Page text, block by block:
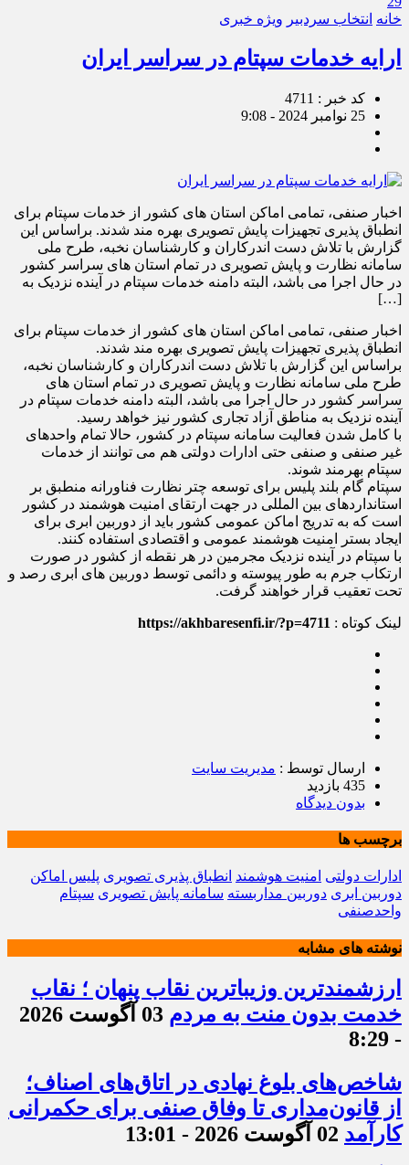
خانه انتخاب سردبیر ویژه خبری
ارایه خدمات سپتام در سراسر ایران
کد خبر : 4711
25 نوامبر 2024 - 9:08
اخبار صنفی، تمامی اماکن استان های کشور از خدمات سپتام برای
انطباق پذیری تجهیزات پایش تصویری بهره مند شدند. براساس این
گزارش با تلاش دست اندرکاران و کارشناسان نخبه، طرح ملی
سامانه نظارت و پایش تصویری در تمام استان های سراسر کشور
در حال اجرا می باشد، البته دامنه خدمات سپتام در آینده نزدیک به
[…]
اخبار صنفی، تمامی اماکن استان های کشور از خدمات سپتام برای
انطباق پذیری تجهیزات پایش تصویری بهره مند شدند.
براساس این گزارش با تلاش دست اندرکاران و کارشناسان نخبه،
طرح ملی سامانه نظارت و پایش تصویری در تمام استان های
سراسر کشور در حال اجرا می باشد، البته دامنه خدمات سپتام در
آینده نزدیک به مناطق آزاد تجاری کشور نیز خواهد رسید.
با کامل شدن فعالیت سامانه سپتام در کشور، حالا تمام واحدهای
غیر صنفی و صنفی حتی ادارات دولتی هم می توانند از خدمات
سپتام بهرمند شوند.
سپتام گام بلند پلیس برای توسعه چتر نظارت فناورانه منطبق بر
استانداردهای بین المللی در جهت ارتقای امنیت هوشمند در کشور
است که به تدریج اماکن عمومی کشور باید از دوربین ابری برای
ایجاد بستر امنیت هوشمند عمومی و اقتصادی استفاده کنند.
با سپتام در آینده نزدیک مجرمین در هر نقطه از کشور در صورت
ارتکاب جرم به طور پیوسته و دائمی توسط دوربین های ابری رصد و
تحت تعقیب قرار خواهند گرفت.
لینک کوتاه : https://akhbaresenfi.ir/?p=4711
ارسال توسط : مدیریت سایت
435 بازدید
بدون دیدگاه
برچسب ها
ادارات دولتی امنیت هوشمند انطباق پذیری تصویری پلیس اماکن
دوربین ابری دوربین مداربسته سامانه پایش تصویری سپتام
واحدصنفی
نوشته های مشابه
ارزشمندترین وزیباترین نقاب پنهان ؛ نقاب
خدمت بدون منت به مردم
03 آگوست 2026
- 8:29
شاخص‌های بلوغ نهادی در اتاق‌های اصناف؛
از قانون‌مداری تا وفاق صنفی برای حکمرانی
کارآمد 02 آگوست 2026 - 13:01